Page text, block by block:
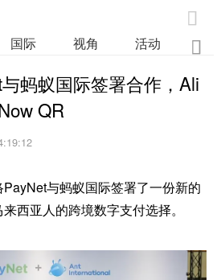

国际 视角 活动 业

蚂蚁国际签署合作，Ali
QR
与蚂蚁国际签署了一份新的
西亚人的跨境数字支付选择。